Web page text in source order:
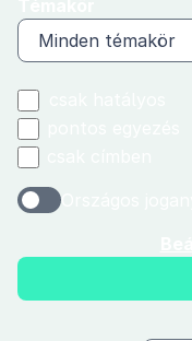
Minden témakör